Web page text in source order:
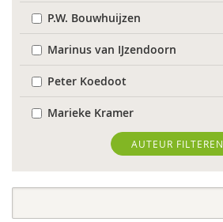
P.W. Bouwhuijzen
Marinus van IJzendoorn
Peter Koedoot
Marieke Kramer
Wietse de Lege
Maarten van der Linde
AUTEUR FILTEREN